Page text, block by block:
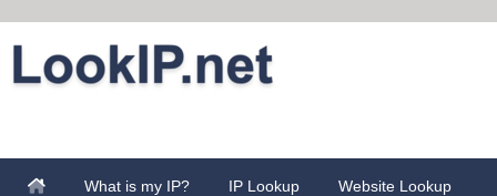
What is my IP? IP Lookup Website Lookup